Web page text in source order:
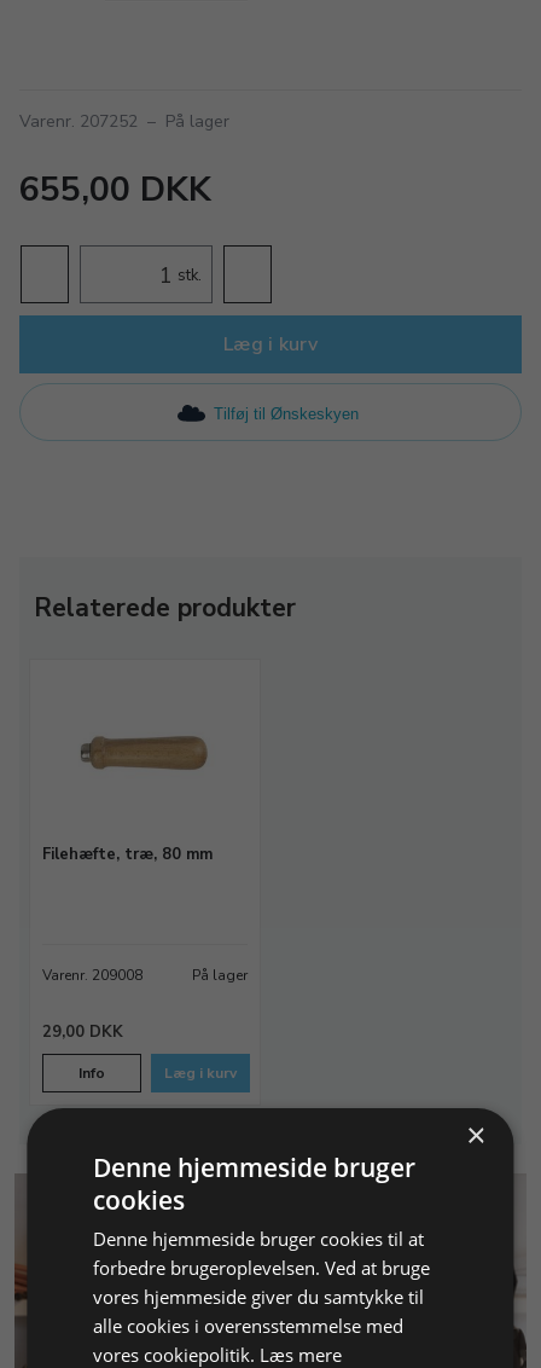
Varenr. 207252 – På lager
655,00 DKK
stk.
Læg i kurv
Tilføj til Ønskeskyen
Relaterede produkter
Filehæfte, træ, 80 mm
Varenr. 209008 På lager
29,00 DKK
Info Læg i kurv
KUNDESERVICE
×
Denne hjemmeside bruger
cookies
Denne hjemmeside bruger cookies til at
forbedre brugeroplevelsen. Ved at bruge
vores hjemmeside giver du samtykke til
alle cookies i overensstemmelse med
vores cookiepolitik. Læs mere